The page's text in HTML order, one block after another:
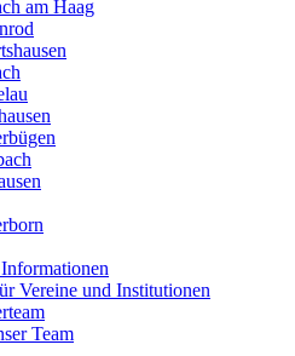
am Haag
Vereine und Institutionen
Team